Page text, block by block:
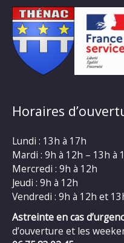
Horaires
Lundi : 13h à 17h
Mardi : 9h à 12h – 13h à
Mercredi : 9h à 12h
Jeudi : 9h à 12h
Vendredi : 9h à 12h et
Astreinte en cas
d’ouverture et les